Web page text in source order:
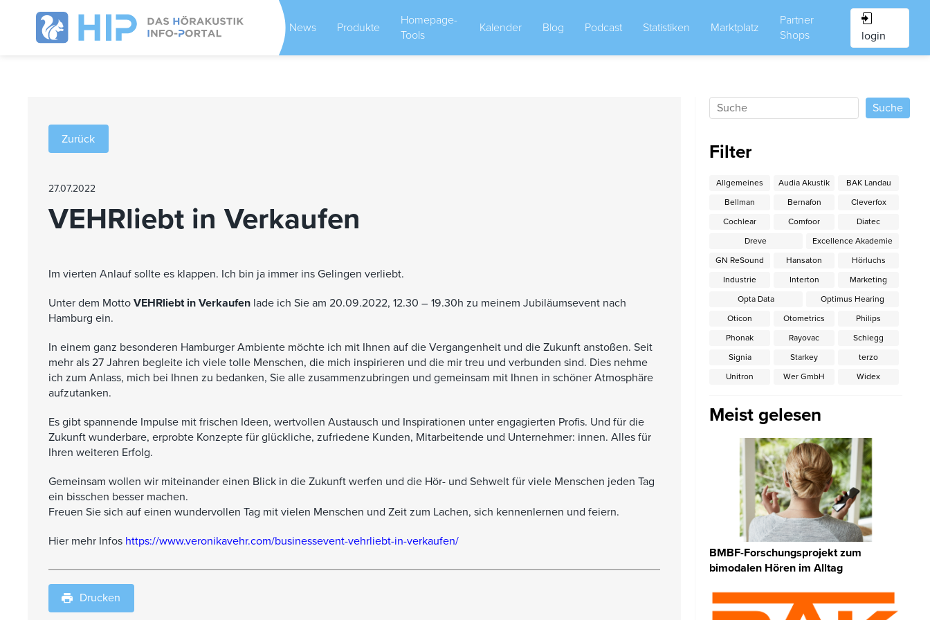
News Produkte
Homepage-
Tools
Kalender Blog Podcast Statistiken Marktplatz
Partner
Shops
login
Zurück
27.07.2022
VEHRliebt in Verkaufen
Im vierten Anlauf sollte es klappen. Ich bin ja immer ins Gelingen verliebt.
Unter dem Motto VEHRliebt in Verkaufen lade ich Sie am 20.09.2022, 12.30 – 19.30h zu meinem Jubiläumsevent nach
Hamburg ein.
In einem ganz besonderen Hamburger Ambiente möchte ich mit Ihnen auf die Vergangenheit und die Zukunft anstoßen. Seit
mehr als 27 Jahren begleite ich viele tolle Menschen, die mich inspirieren und die mir treu und verbunden sind. Dies nehme
ich zum Anlass, mich bei Ihnen zu bedanken, Sie alle zusammenzubringen und gemeinsam mit Ihnen in schöner Atmosphäre
aufzutanken.
Es gibt spannende Impulse mit frischen Ideen, wertvollen Austausch und Inspirationen unter engagierten Profis. Und für die
Zukunft wunderbare, erprobte Konzepte für glückliche, zufriedene Kunden, Mitarbeitende und Unternehmer: innen. Alles für
Ihren weiteren Erfolg.
Gemeinsam wollen wir miteinander einen Blick in die Zukunft werfen und die Hör- und Sehwelt für viele Menschen jeden Tag
ein bisschen besser machen.
Freuen Sie sich auf einen wundervollen Tag mit vielen Menschen und Zeit zum Lachen, sich kennenlernen und feiern.
Hier mehr Infos https://www.veronikavehr.com/businessevent-vehrliebt-in-verkaufen/
Drucken
Filter
Allgemeines Audia Akustik
BAK Landau
Bellman
Bernafon
Cleverfox
Cochlear
Comfoor
Diatec
Dreve
Excellence Akademie
GN ReSound
Hansaton
Hörluchs
Industrie
Interton
Marketing
Opta Data
Optimus Hearing
Oticon
Otometrics
Philips
Phonak
Rayovac
Schiegg
Signia
Starkey
terzo
Unitron
Wer GmbH Widex
Meist gelesen
BMBF-Forschungsprojekt zum
bimodalen Hören im Alltag